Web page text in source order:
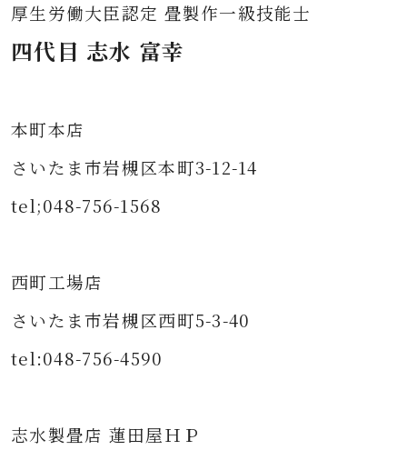
厚生労働大臣認定 畳製作一級技能士
四代目 志水 富幸
本町本店
さいたま市岩槻区本町3-12-14
tel;048-756-1568
西町工場店
さいたま市岩槻区西町5-3-40
tel:048-756-4590
志水製畳店 蓮田屋ＨＰ